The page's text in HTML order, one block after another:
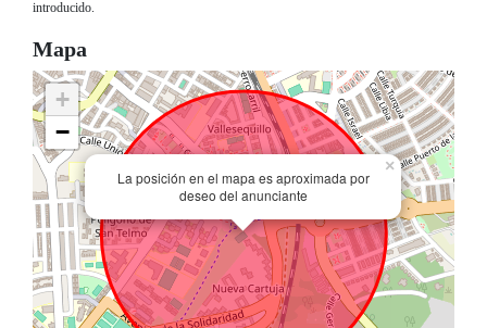
introducido.
Mapa
La posición en el mapa es aproximada por
deseo del anunciante
×
+
−